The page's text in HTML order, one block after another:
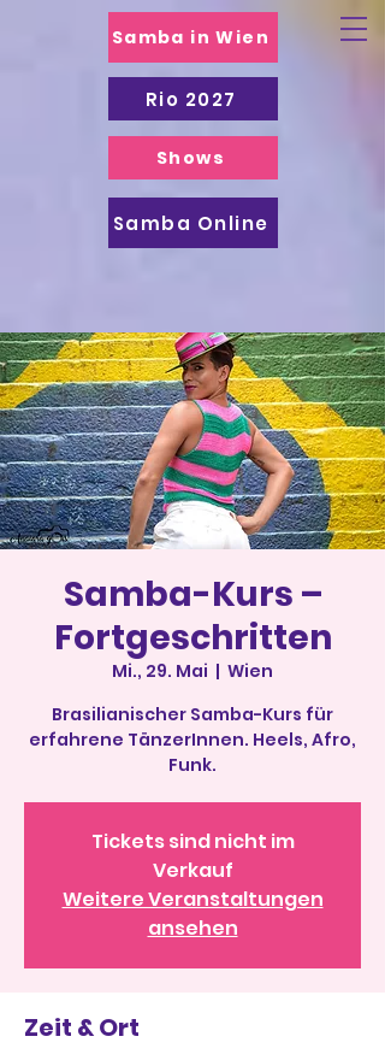
Samba in Wien
Samba Online
Shows
Rio 2027
Samba-Kurs –
Fortgeschritten
Mi., 29. Mai
  |
Wien
Brasilianischer Samba-Kurs für
erfahrene TänzerInnen. Heels, Afro,
Funk.
Tickets sind nicht im
Verkauf
Weitere Veranstaltungen
ansehen
Zeit & Ort